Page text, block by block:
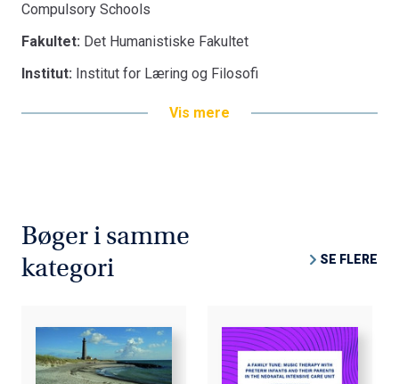
Compulsory Schools
Fakultet: Det Humanistiske Fakultet
Institut: Institut for Læring og Filosofi
Vis mere
Bøger i samme
kategori
SE FLERE